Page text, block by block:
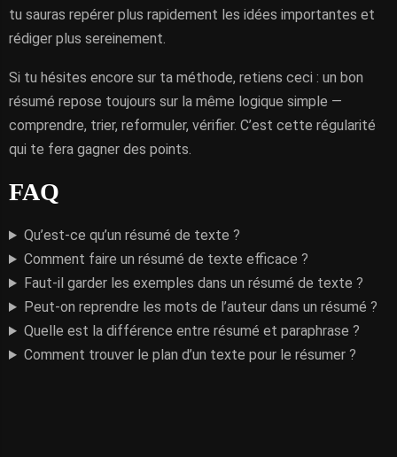
tu sauras repérer plus rapidement les idées importantes et
rédiger plus sereinement.
Si tu hésites encore sur ta méthode, retiens ceci : un bon
résumé repose toujours sur la même logique simple —
comprendre, trier, reformuler, vérifier. C’est cette régularité
qui te fera gagner des points.
FAQ
Qu’est-ce qu’un résumé de texte ?
Comment faire un résumé de texte efficace ?
Faut-il garder les exemples dans un résumé de texte ?
Peut-on reprendre les mots de l’auteur dans un résumé ?
Quelle est la différence entre résumé et paraphrase ?
Comment trouver le plan d’un texte pour le résumer ?